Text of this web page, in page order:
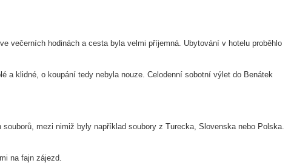
večerních hodinách a cesta byla velmi příjemná. Ubytování v hotelu proběhlo
a klidné, o koupání tedy nebyla nouze. Celodenní sobotní výlet do Benátek
mezi nimiž byly například soubory z Turecka, Slovenska nebo Polska.
na fajn zájezd.